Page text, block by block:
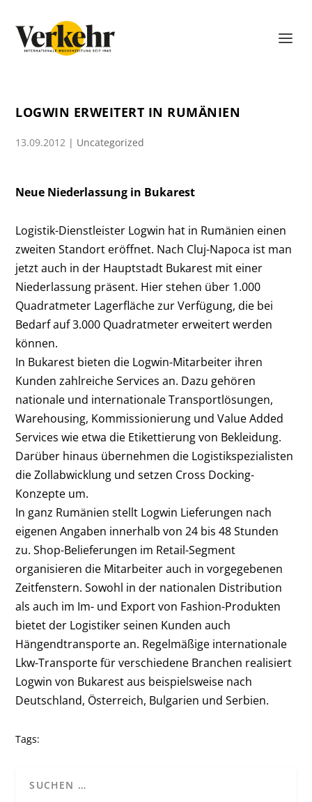
LOGWIN ERWEITERT IN RUMÄNIEN
13.09.2012 | Uncategorized
Neue Niederlassung in Bukarest
Logistik-Dienstleister Logwin hat in Rumänien einen
zweiten Standort eröffnet. Nach Cluj-Napoca ist man
jetzt auch in der Hauptstadt Bukarest mit einer
Niederlassung präsent. Hier stehen über 1.000
Quadratmeter Lagerfläche zur Verfügung, die bei
Bedarf auf 3.000 Quadratmeter erweitert werden
können.
In Bukarest bieten die Logwin-Mitarbeiter ihren
Kunden zahlreiche Services an. Dazu gehören
nationale und internationale Transportlösungen,
Warehousing, Kommissionierung und Value Added
Services wie etwa die Etikettierung von Bekleidung.
Darüber hinaus übernehmen die Logistikspezialisten
die Zollabwicklung und setzen Cross Docking-
Konzepte um.
In ganz Rumänien stellt Logwin Lieferungen nach
eigenen Angaben innerhalb von 24 bis 48 Stunden
zu. Shop-Belieferungen im Retail-Segment
organisieren die Mitarbeiter auch in vorgegebenen
Zeitfenstern. Sowohl in der nationalen Distribution
als auch im Im- und Export von Fashion-Produkten
bietet der Logistiker seinen Kunden auch
Hängendtransporte an. Regelmäßige internationale
Lkw-Transporte für verschiedene Branchen realisiert
Logwin von Bukarest aus beispielsweise nach
Deutschland, Österreich, Bulgarien und Serbien.
Tags: